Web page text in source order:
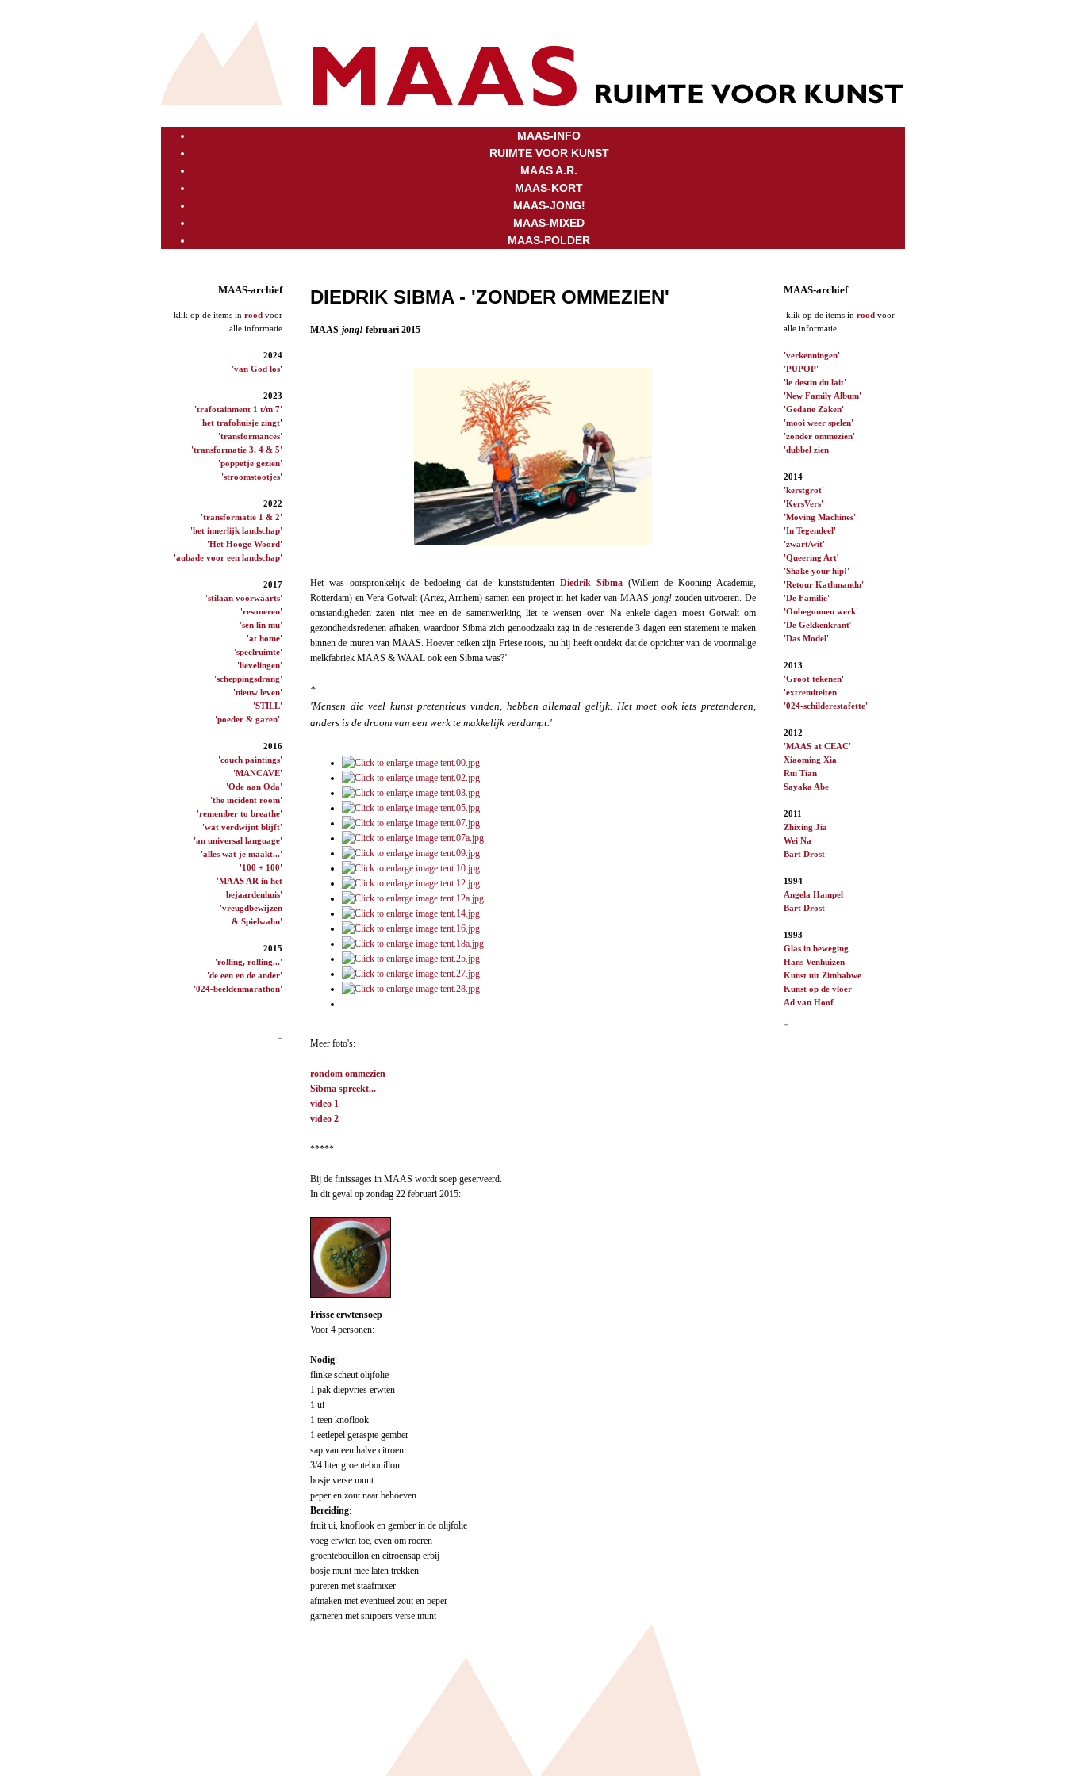
MAAS-INFO
RUIMTE VOOR KUNST
MAAS A.R.
MAAS-KORT
MAAS-JONG!
MAAS-MIXED
MAAS-POLDER
MAAS-archief
klik op de items in rood voor
alle informatie
2024
'van God los'
2023
'trafotainment 1 t/m 7'
'het trafohuisje zingt'
'transformances'
'transformatie 3, 4 & 5'
'poppetje gezien'
'stroomstootjes'
2022
'transformatie 1 & 2'
'het innerlijk landschap'
'Het Hooge Woord'
'aubade voor een landschap'
2017
'stilaan voorwaarts'
'resoneren'
'sen lin mu'
'at home'
'speelruimte'
'lievelingen'
'scheppingsdrang'
'nieuw leven'
'STILL'
'poeder & garen'
2016
'couch paintings'
'MANCAVE'
'Ode aan Oda'
'the incident room'
'remember to breathe'
'wat verdwijnt blijft'
'an universal language'
'alles wat je maakt...'
'100 + 100'
'MAAS AR in het
bejaardenhuis'
'vreugdbewijzen
& Spielwahn'
2015
'rolling, rolling...'
'de een en de ander'
'024-beeldenmarathon'
DIEDRIK SIBMA - 'ZONDER OMMEZIEN'
MAAS-jong! februari 2015
Het was oorspronkelijk de bedoeling dat de kunststudenten Diedrik Sibma(Willem de Kooning Academie,
Rotterdam) en Vera Gotwalt (Artez, Arnhem) samen een project in het kader van MAAS-jong! zouden uitvoeren. De
omstandigheden zaten niet mee en de samenwerking liet te wensen over. Na enkele dagen moest Gotwalt om
gezondheidsredenen afhaken, waardoor Sibma zich genoodzaakt zag in de resterende 3 dagen een statement te maken
binnen de muren van MAAS. Hoever reiken zijn Friese roots, nu hij heeft ontdekt dat de oprichter van de voormalige
melkfabriek MAAS & WAAL ook een Sibma was?'
*
'Mensen die veel kunst pretentieus vinden, hebben allemaal gelijk. Het moet ook iets pretenderen,
anders is de droom van een werk te makkelijk verdampt.'
Meer foto's:
rondom ommezien
Sibma spreekt...
video 1
video 2
*****
Bij de finissages in MAAS wordt soep geserveerd.
In dit geval op zondag 22 februari 2015:
Frisse erwtensoep
Voor 4 personen:
Nodig:
flinke scheut olijfolie
1 pak diepvries erwten
1 ui
1 teen knoflook
1 eetlepel geraspte gember
sap van een halve citroen
3/4 liter groentebouillon
bosje verse munt
peper en zout naar behoeven
Bereiding:
fruit ui, knoflook en gember in de olijfolie
voeg erwten toe, even om roeren
groentebouillon en citroensap erbij
bosje munt mee laten trekken
pureren met staafmixer
afmaken met eventueel zout en peper
garneren met snippers verse munt
MAAS-archief
klik op de items in rood voor
alle informatie
'verkenningen'
'PUPOP'
'le destin du lait'
'New Family Album'
'Gedane Zaken'
'mooi weer spelen'
'zonder ommezien'
'dubbel zien
2014
'kerstgrot'
'KersVers'
'Moving Machines'
'In Tegendeel'
'zwart/wit'
'Queering Art'
'Shake your hip!'
'Retour Kathmandu'
'De Familie'
'Onbegonnen werk'
'De Gekkenkrant'
'Das Model'
2013
'Groot tekenen'
'extremiteiten'
'024-schilderestafette'
2012
'MAAS at CEAC'
Xiaoming Xia
Rui Tian
Sayaka Abe
2011
Zhixing Jia
Wei Na
Bart Drost
1994
Angela Hampel
Bart Drost
1993
Glas in beweging
Hans Venhuizen
Kunst uit Zimbabwe
Kunst op de vloer
Ad van Hoof